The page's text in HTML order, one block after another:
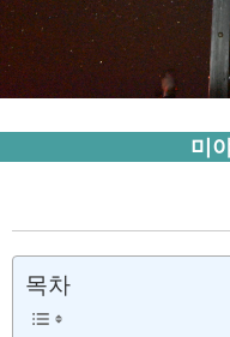
미
목차